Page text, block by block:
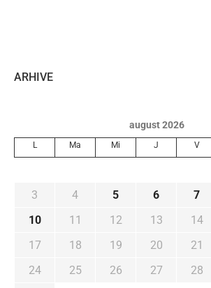
ARHIVE
august 2026
L Ma Mi J V
3
4 5 6 7
10
11 12 13 14
17
18 19 20 21
24
25 26 27 28